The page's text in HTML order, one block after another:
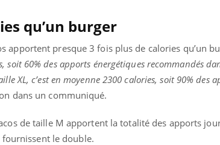
qu’un burger
apportent presque 3 fois plus de calories qu’un
soit 60% des apports énergétiques recommandés
XL, c’est en moyenne 2300 calories, soit 90% des
dans un communiqué.
de taille M apportent la totalité des apports
fournissent le double.